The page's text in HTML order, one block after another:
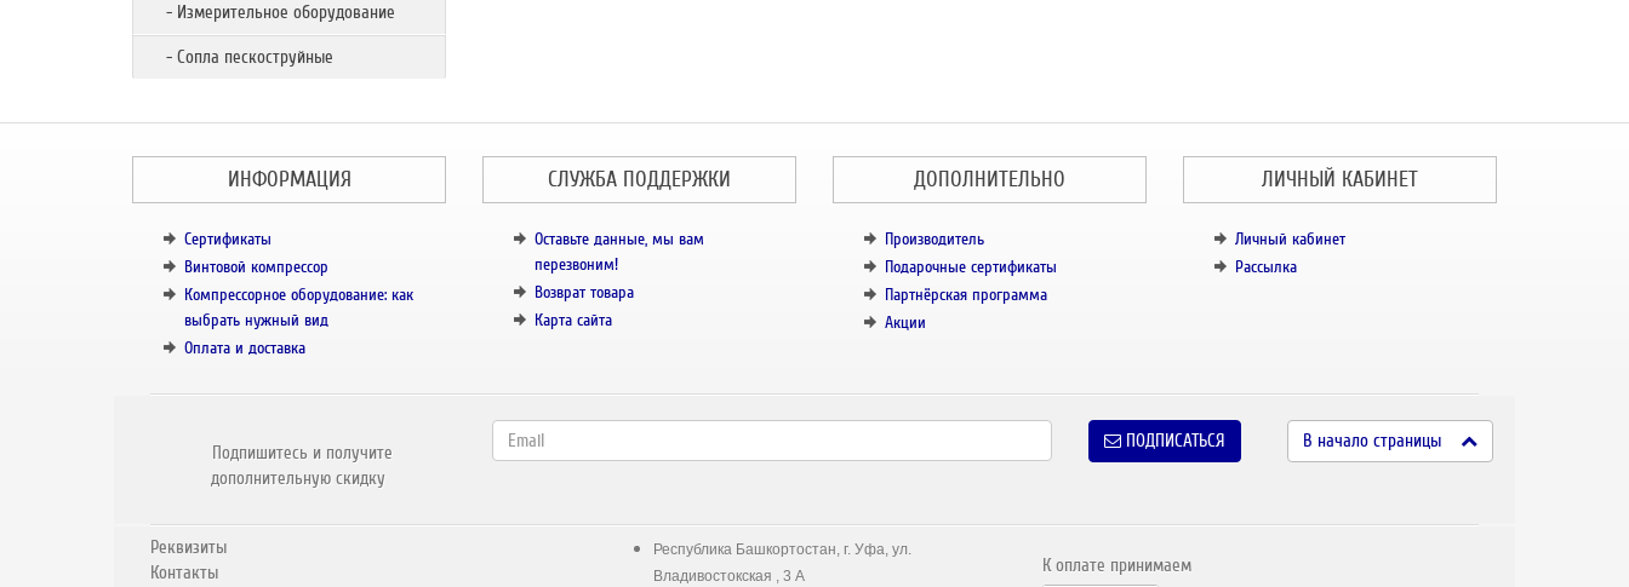
- Измерительное оборудование
- Сопла пескоструйные
ИНФОРМАЦИЯ
Сертификаты
Винтовой компрессор
Компрессорное оборудование: как
выбрать нужный вид
Оплата и доставка
СЛУЖБА ПОДДЕРЖКИ
Оставьте данные, мы вам
перезвоним!
Возврат товара
Карта сайта
ДОПОЛНИТЕЛЬНО
Производитель
Подарочные сертификаты
Партнёрская программа
Акции
ЛИЧНЫЙ КАБИНЕТ
Личный кабинет
Рассылка
Подпишитесь и получите
дополнительную скидку
ПОДПИСАТЬСЯ В начало страницы
Реквизиты
Контакты
Республика Башкортостан, г. Уфа, ул.
Владивостокская , 3 А
К оплате принимаем